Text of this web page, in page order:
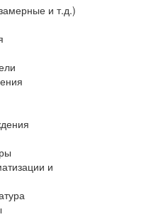
и т.д.)
и